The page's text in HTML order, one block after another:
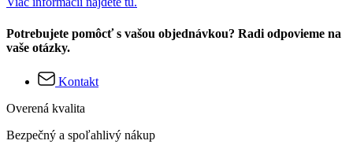
Potrebujete pomôcť s vašou objednávkou? Radi odpovieme na
vaše otázky.
Kontakt
Overená kvalita
Bezpečný a spoľahlivý nákup